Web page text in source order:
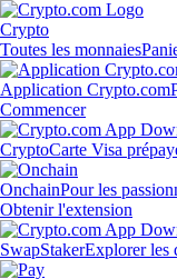
Crypto
Toutes les monnaies
Application Crypto.com
Commencer
CryptoCarte Visa
OnchainPour les
Obtenir l'extension
SwapStakerExplorer les